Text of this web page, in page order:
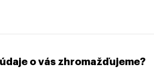
o vás zhromažďujeme?